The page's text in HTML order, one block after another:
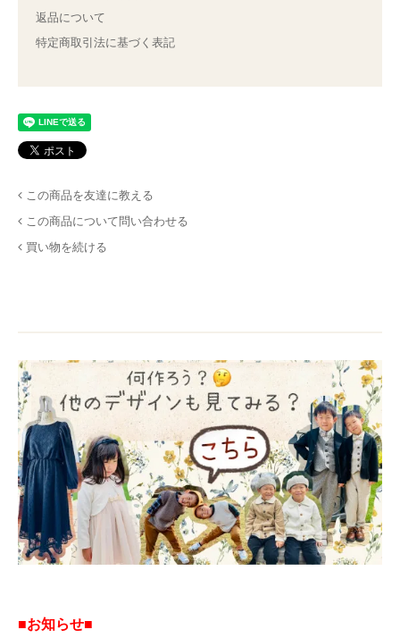
返品について
特定商取引法に基づく表記
この商品を友達に教える
この商品について問い合わせる
買い物を続ける
■お知らせ■